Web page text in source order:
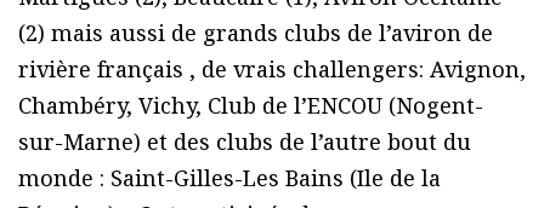
(2) mais aussi de grands clubs de l’aviron de
rivière français , de vrais challengers: Avignon,
Chambéry, Vichy, Club de l’ENCOU (Nogent-
sur-Marne) et des clubs de l’autre bout du
monde : Saint-Gilles-Les Bains (Ile de la